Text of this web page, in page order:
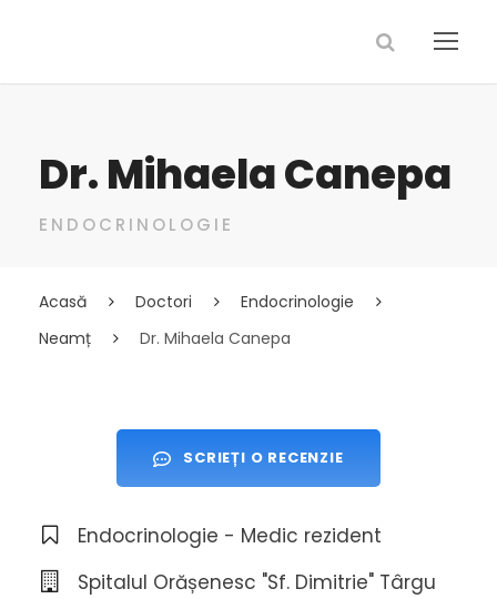
Dr. Mihaela Canepa
ENDOCRINOLOGIE
Acasă Doctori
Endocrinologie
Neamț
Dr. Mihaela Canepa
SCRIEȚI O RECENZIE
Endocrinologie - Medic rezident
Spitalul Orășenesc "Sf. Dimitrie" Târgu